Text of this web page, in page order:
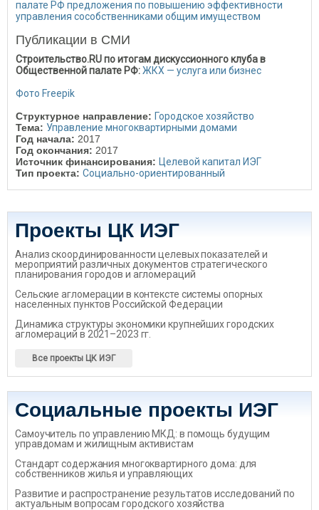
палате РФ предложения по повышению эффективности
управления сособственниками общим имуществом
Публикации в СМИ
Строительство.RU по итогам дискуссионного клуба в
Общественной палате РФ:ЖКХ — услуга или бизнес
Фото Freepik
Структурное направление: Городское хозяйство
Тема: Управление многоквартирными домами
Год начала: 2017
Год окончания: 2017
Источник финансирования: Целевой капитал ИЭГ
Тип проекта: Социально-ориентированный
Проекты ЦК ИЭГ
Анализ скоординированности целевых показателей и
мероприятий различных документов стратегического
планирования городов и агломераций
Сельские агломерации в контексте системы опорных
населенных пунктов Российской Федерации
Динамика структуры экономики крупнейших городских
агломераций в 2021–2023 гг.
Все проекты ЦК ИЭГ
Социальные проекты ИЭГ
Самоучитель по управлению МКД: в помощь будущим
управдомам и жилищным активистам
Стандарт содержания многоквартирного дома: для
собственников жилья и управляющих
Развитие и распространение результатов исследований по
актуальным вопросам городского хозяйства